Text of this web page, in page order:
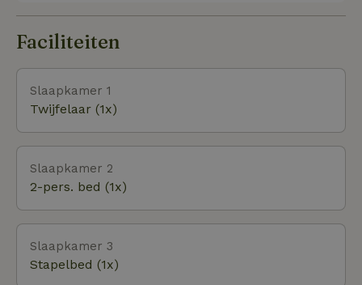
(irrigatiesystemen) en terrassen. De tijd staat hier
je ter plaatse fietsen huren, waaronder ook
elektrische fietsen.
Faciliteiten
Slaapkamer 1
Twijfelaar (1x)
Slaapkamer 2
2-pers. bed (1x)
Slaapkamer 3
Stapelbed (1x)